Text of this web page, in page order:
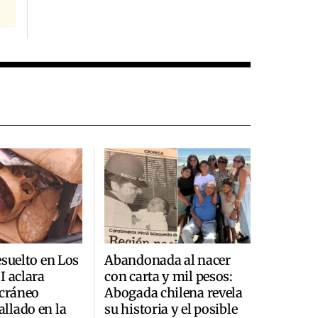
en Los
aclara
en la
Abandonada al nacer
con carta y mil pesos:
Abogada chilena revela
su historia y el posible